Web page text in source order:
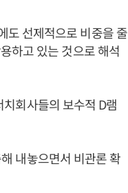
도 선제적으로 비중을 줄
하고 있는 것으로 해석
회사들의 보수적 D램
내놓으면서 비관론 확